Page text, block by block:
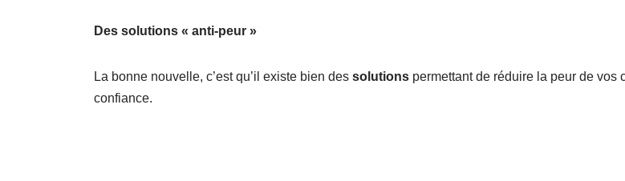
Des solutions « anti-peur »
La bonne nouvelle, c’est qu’il existe bien des solutions permettant de réduire la peur de vos
confiance.